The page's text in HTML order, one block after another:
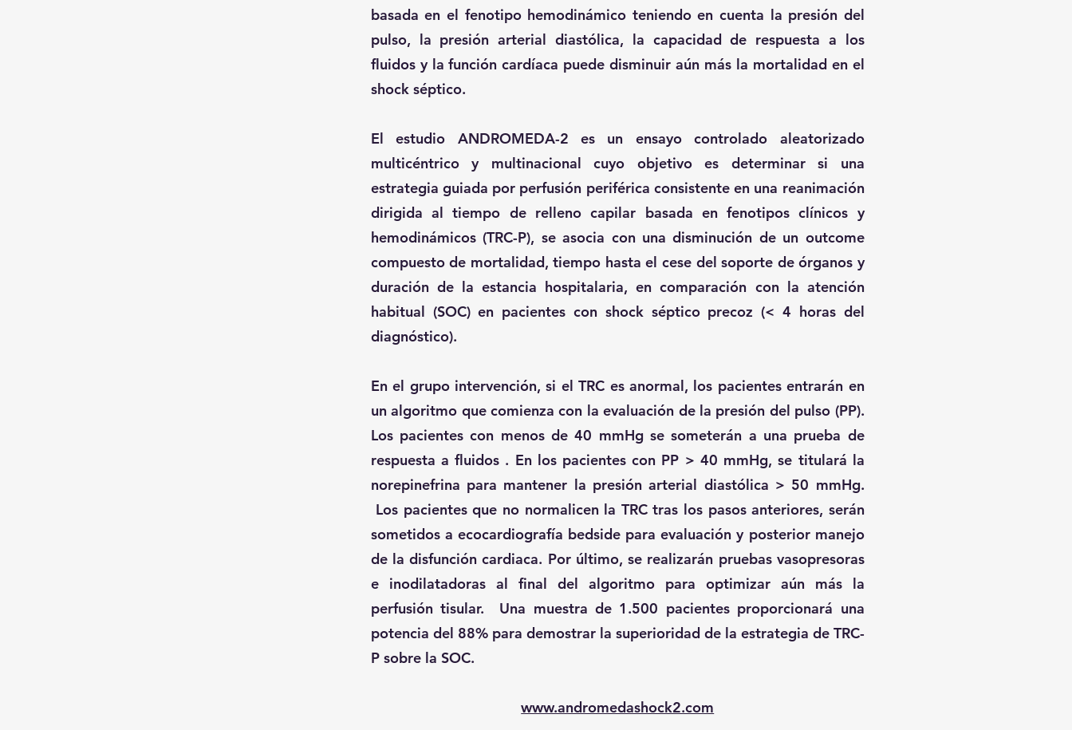
basada en el fenotipo hemodinámico teniendo en cuenta la presión del
pulso, la presión arterial diastólica, la capacidad de respuesta a los
fluidos y la función cardíaca puede disminuir aún más la mortalidad en el
shock séptico.
El estudio ANDROMEDA-2 es un ensayo controlado aleatorizado
multicéntrico y multinacional cuyo objetivo es determinar si una
estrategia guiada por perfusión periférica consistente en una reanimación
dirigida al tiempo de relleno capilar basada en fenotipos clínicos y
hemodinámicos (TRC-P), se asocia con una disminución de un outcome
compuesto de mortalidad, tiempo hasta el cese del soporte de órganos y
duración de la estancia hospitalaria, en comparación con la atención
habitual (SOC) en pacientes con shock séptico precoz (< 4 horas del
diagnóstico).
En el grupo intervención, si el TRC es anormal, los pacientes entrarán en
un algoritmo que comienza con la evaluación de la presión del pulso (PP).
Los pacientes con menos de 40 mmHg se someterán a una prueba de
respuesta a fluidos . En los pacientes con PP > 40 mmHg, se titulará la
norepinefrina para mantener la presión arterial diastólica > 50 mmHg.
Los pacientes que no normalicen la TRC tras los pasos anteriores, serán
sometidos a ecocardiografía bedside para evaluación y posterior manejo
de la disfunción cardiaca. Por último, se realizarán pruebas vasopresoras
e inodilatadoras al final del algoritmo para optimizar aún más la
perfusión tisular. Una muestra de 1.500 pacientes proporcionará una
potencia del 88% para demostrar la superioridad de la estrategia de TRC-
P sobre la SOC.
www.andromedashock2.com